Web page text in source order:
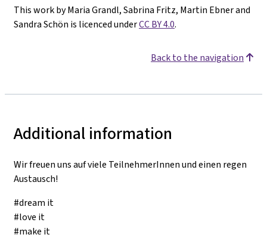
This work by Maria Grandl, Sabrina Fritz, Martin Ebner and
Sandra Schön is licenced underCC BY 4.0.
Back to the navigation
Additional information
Wir freuen uns auf viele TeilnehmerInnen und einen regen
Austausch!
#dream it
#love it
#make it